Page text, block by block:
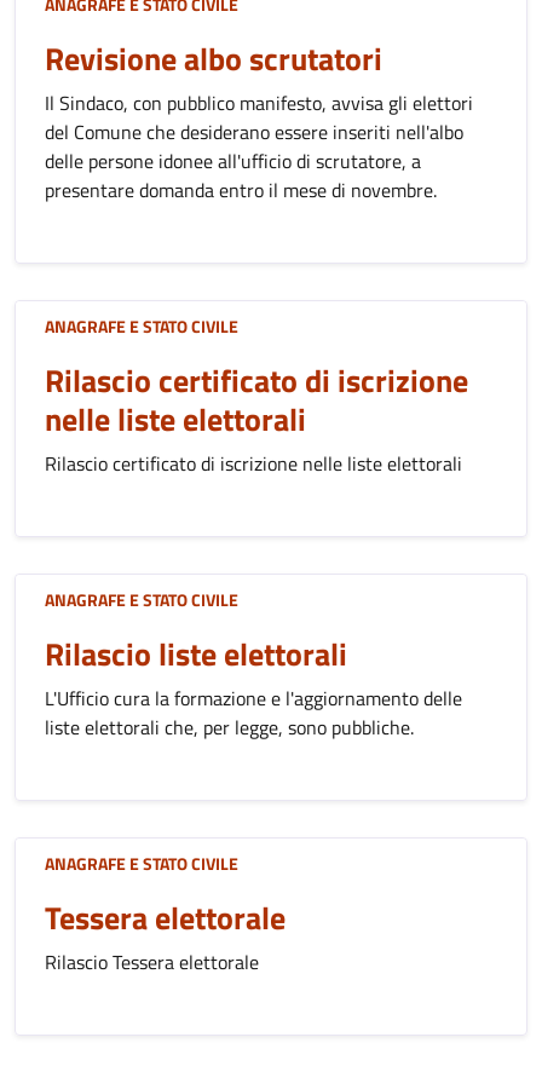
Revisione albo scrutatori
Il Sindaco, con pubblico manifesto, avvisa gli elettori
del Comune che desiderano essere inseriti nell'albo
delle persone idonee all'ufficio di scrutatore, a
presentare domanda entro il mese di novembre.
ANAGRAFE E STATO CIVILE
Rilascio certificato di iscrizione
nelle liste elettorali
Rilascio certificato di iscrizione nelle liste elettorali
ANAGRAFE E STATO CIVILE
Rilascio liste elettorali
L'Ufficio cura la formazione e l'aggiornamento delle
liste elettorali che, per legge, sono pubbliche.
ANAGRAFE E STATO CIVILE
Tessera elettorale
Rilascio Tessera elettorale